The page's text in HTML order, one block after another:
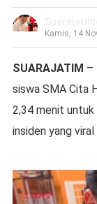
Kamis, 14
SUARAJATIM –
siswa SMA Cita
2,34 menit untuk
insiden yang